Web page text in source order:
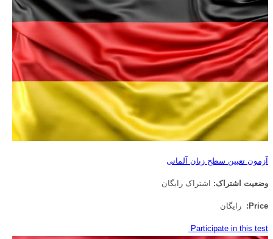
آزمون تعیین سطح زبان آلمانی
وضعیت اشتراک: اشتراک رایگان
Price: رایگان
Participate in this test